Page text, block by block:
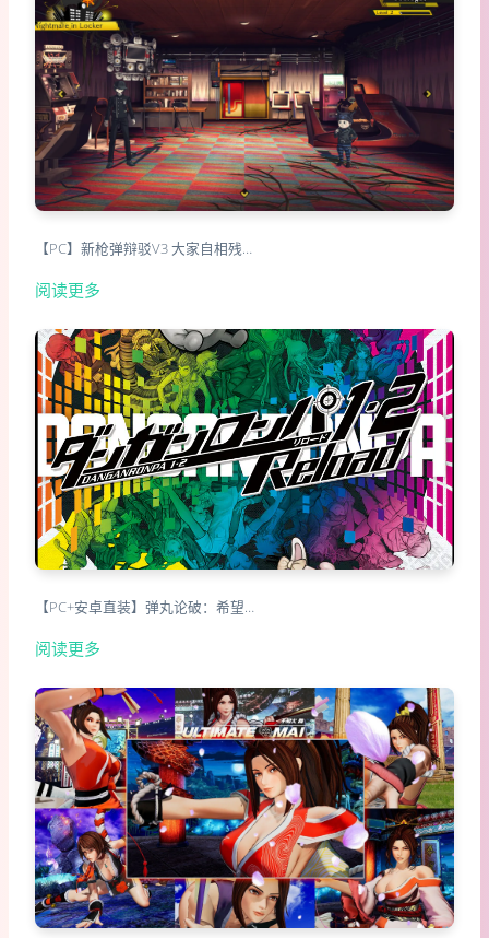
【PC】新枪弹辩驳V3 大家自相残…
阅读更多
【PC+安卓直装】弹丸论破：希望…
阅读更多